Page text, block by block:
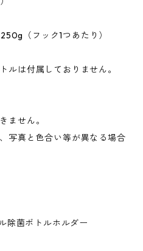
（フック1つあたり）
ルは付属しておりません。
ません。
写真と色合い等が異なる場合
除菌ボトルホルダー